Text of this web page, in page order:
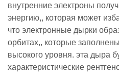
внутренние электроны
энергию,, которая может
что электронные дырки
орбитах,, которые
высокого уровня. эта дыра
характеристические